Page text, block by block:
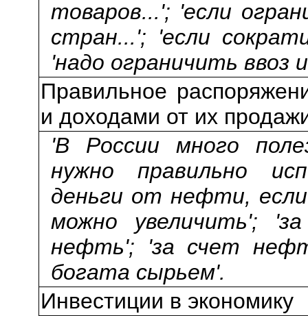
товаров...'; 'если
стран...'; 'если
'надо ограничить ввоз
Правильное
и доходами от их
'В России много
нужно правильно
деньги от нефти,
можно увеличить';
нефть'; 'за счет
богата сырьем'.
Инвестиции в экономику